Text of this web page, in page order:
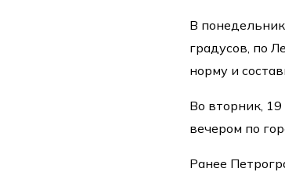
В
градусов, по
норму и
Во вторник,
вечером по
Ранее